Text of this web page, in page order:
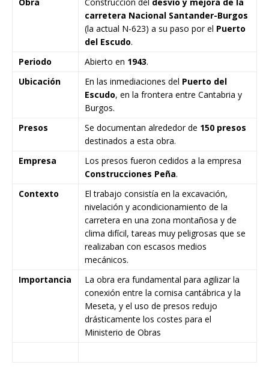
carretera Nacional Santander-Burgos
(la actual N-623) a su paso por el Puerto
del Escudo.
Periodo
Abierto en 1943.
Ubicación
En las inmediaciones del Puerto del
Escudo, en la frontera entre Cantabria y
Burgos.
Presos
Se documentan alrededor de 150 presos
destinados a esta obra.
Empresa
Los presos fueron cedidos a la empresa
Construcciones Peña.
Contexto
El trabajo consistía en la excavación,
nivelación y acondicionamiento de la
carretera en una zona montañosa y de
clima difícil, tareas muy peligrosas que se
realizaban con escasos medios
mecánicos.
Importancia
La obra era fundamental para agilizar la
conexión entre la cornisa cantábrica y la
Meseta, y el uso de presos redujo
drásticamente los costes para el
Ministerio de Obras